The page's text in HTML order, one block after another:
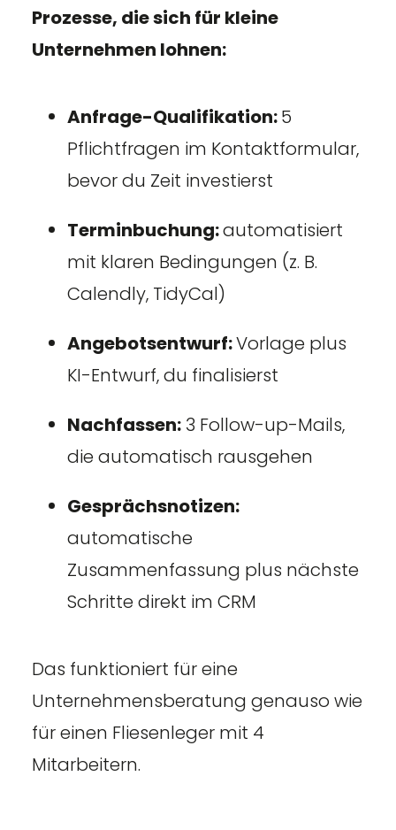
Prozesse, die sich für kleine
Unternehmen lohnen:
Anfrage-Qualifikation:5
Pflichtfragen im Kontaktformular,
bevor du Zeit investierst
Terminbuchung:automatisiert
mit klaren Bedingungen (z. B.
Calendly, TidyCal)
Angebotsentwurf:Vorlage plus
KI-Entwurf, du finalisierst
Nachfassen:3 Follow-up-Mails,
die automatisch rausgehen
Gesprächsnotizen:
automatische
Zusammenfassung plus nächste
Schritte direkt im CRM
Das funktioniert für eine
Unternehmensberatung genauso wie
für einen Fliesenleger mit 4
Mitarbeitern.